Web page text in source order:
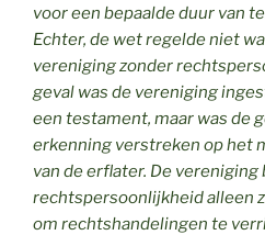
voor een bepaalde duur van
Echter, de wet regelde niet
vereniging zonder
geval was de vereniging
een testament, maar was de
erkenning verstreken op het
van de erflater. De
rechtspersoonlijkheid alleen
om rechtshandelingen te